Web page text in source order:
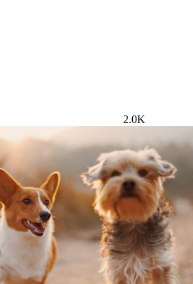
2.0K